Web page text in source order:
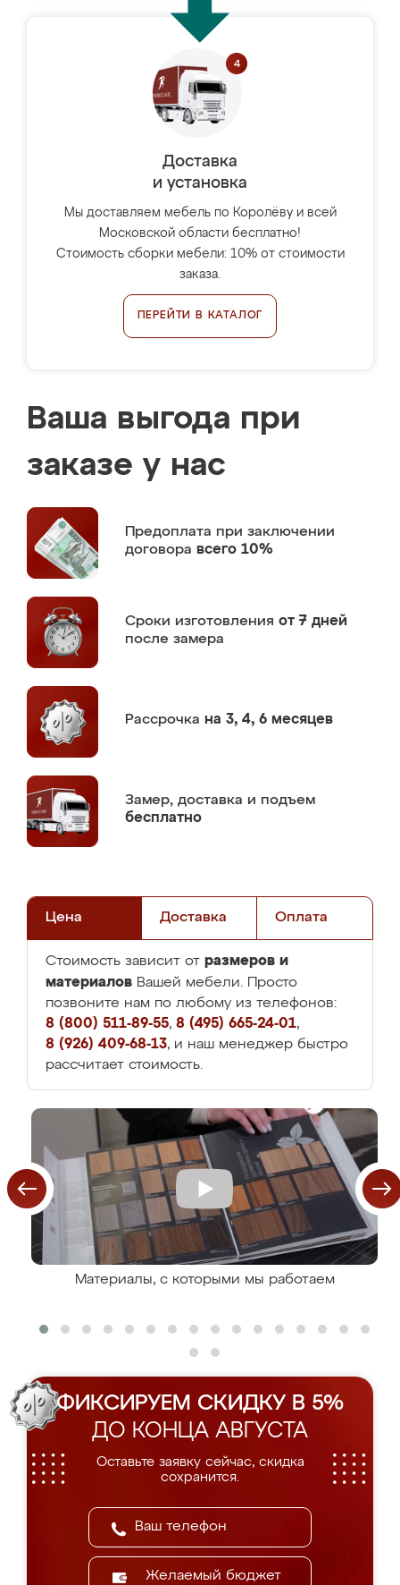
Доставка
и установка
Мы доставляем мебель по Королёву и всей
Московской области бесплатно!
Стоимость сборки мебели: 10% от стоимости
заказа.
ПЕРЕЙТИ В КАТАЛОГ
Ваша выгода при
заказе у нас
Предоплата при заключении
договора всего 10%
Сроки изготовления от 7 дней
после замера
Рассрочка на 3, 4, 6 месяцев
Замер, доставка и подъем
бесплатно
Цена Доставка Оплата
Стоимость зависит от размеров и
материалов Вашей мебели. Просто
позвоните нам по любому из телефонов:
8 (800) 511-89-55, 8 (495) 665-24-01,
8 (926) 409-68-13, и наш менеджер быстро
рассчитает стоимость.
Материалы, с которыми мы работаем
ФИКСИРУЕМ СКИДКУ В 5%
ДО КОНЦА АВГУСТА
Оставьте заявку сейчас, скидка
сохранится.
Желаемый бюджет